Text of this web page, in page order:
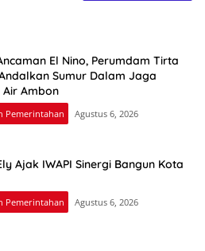
El Nino, Perumdam Tirta
Sumur Dalam Jaga
Air Ambon
Pemerintahan Agustus 6, 2026
Ajak IWAPI Sinergi Bangun Kota
Pemerintahan Agustus 6, 2026